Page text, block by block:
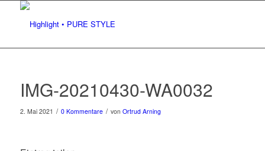
IMG-20210430-WA0032
2. Mai 2021 / 0 Kommentare / von Ortrud Arning